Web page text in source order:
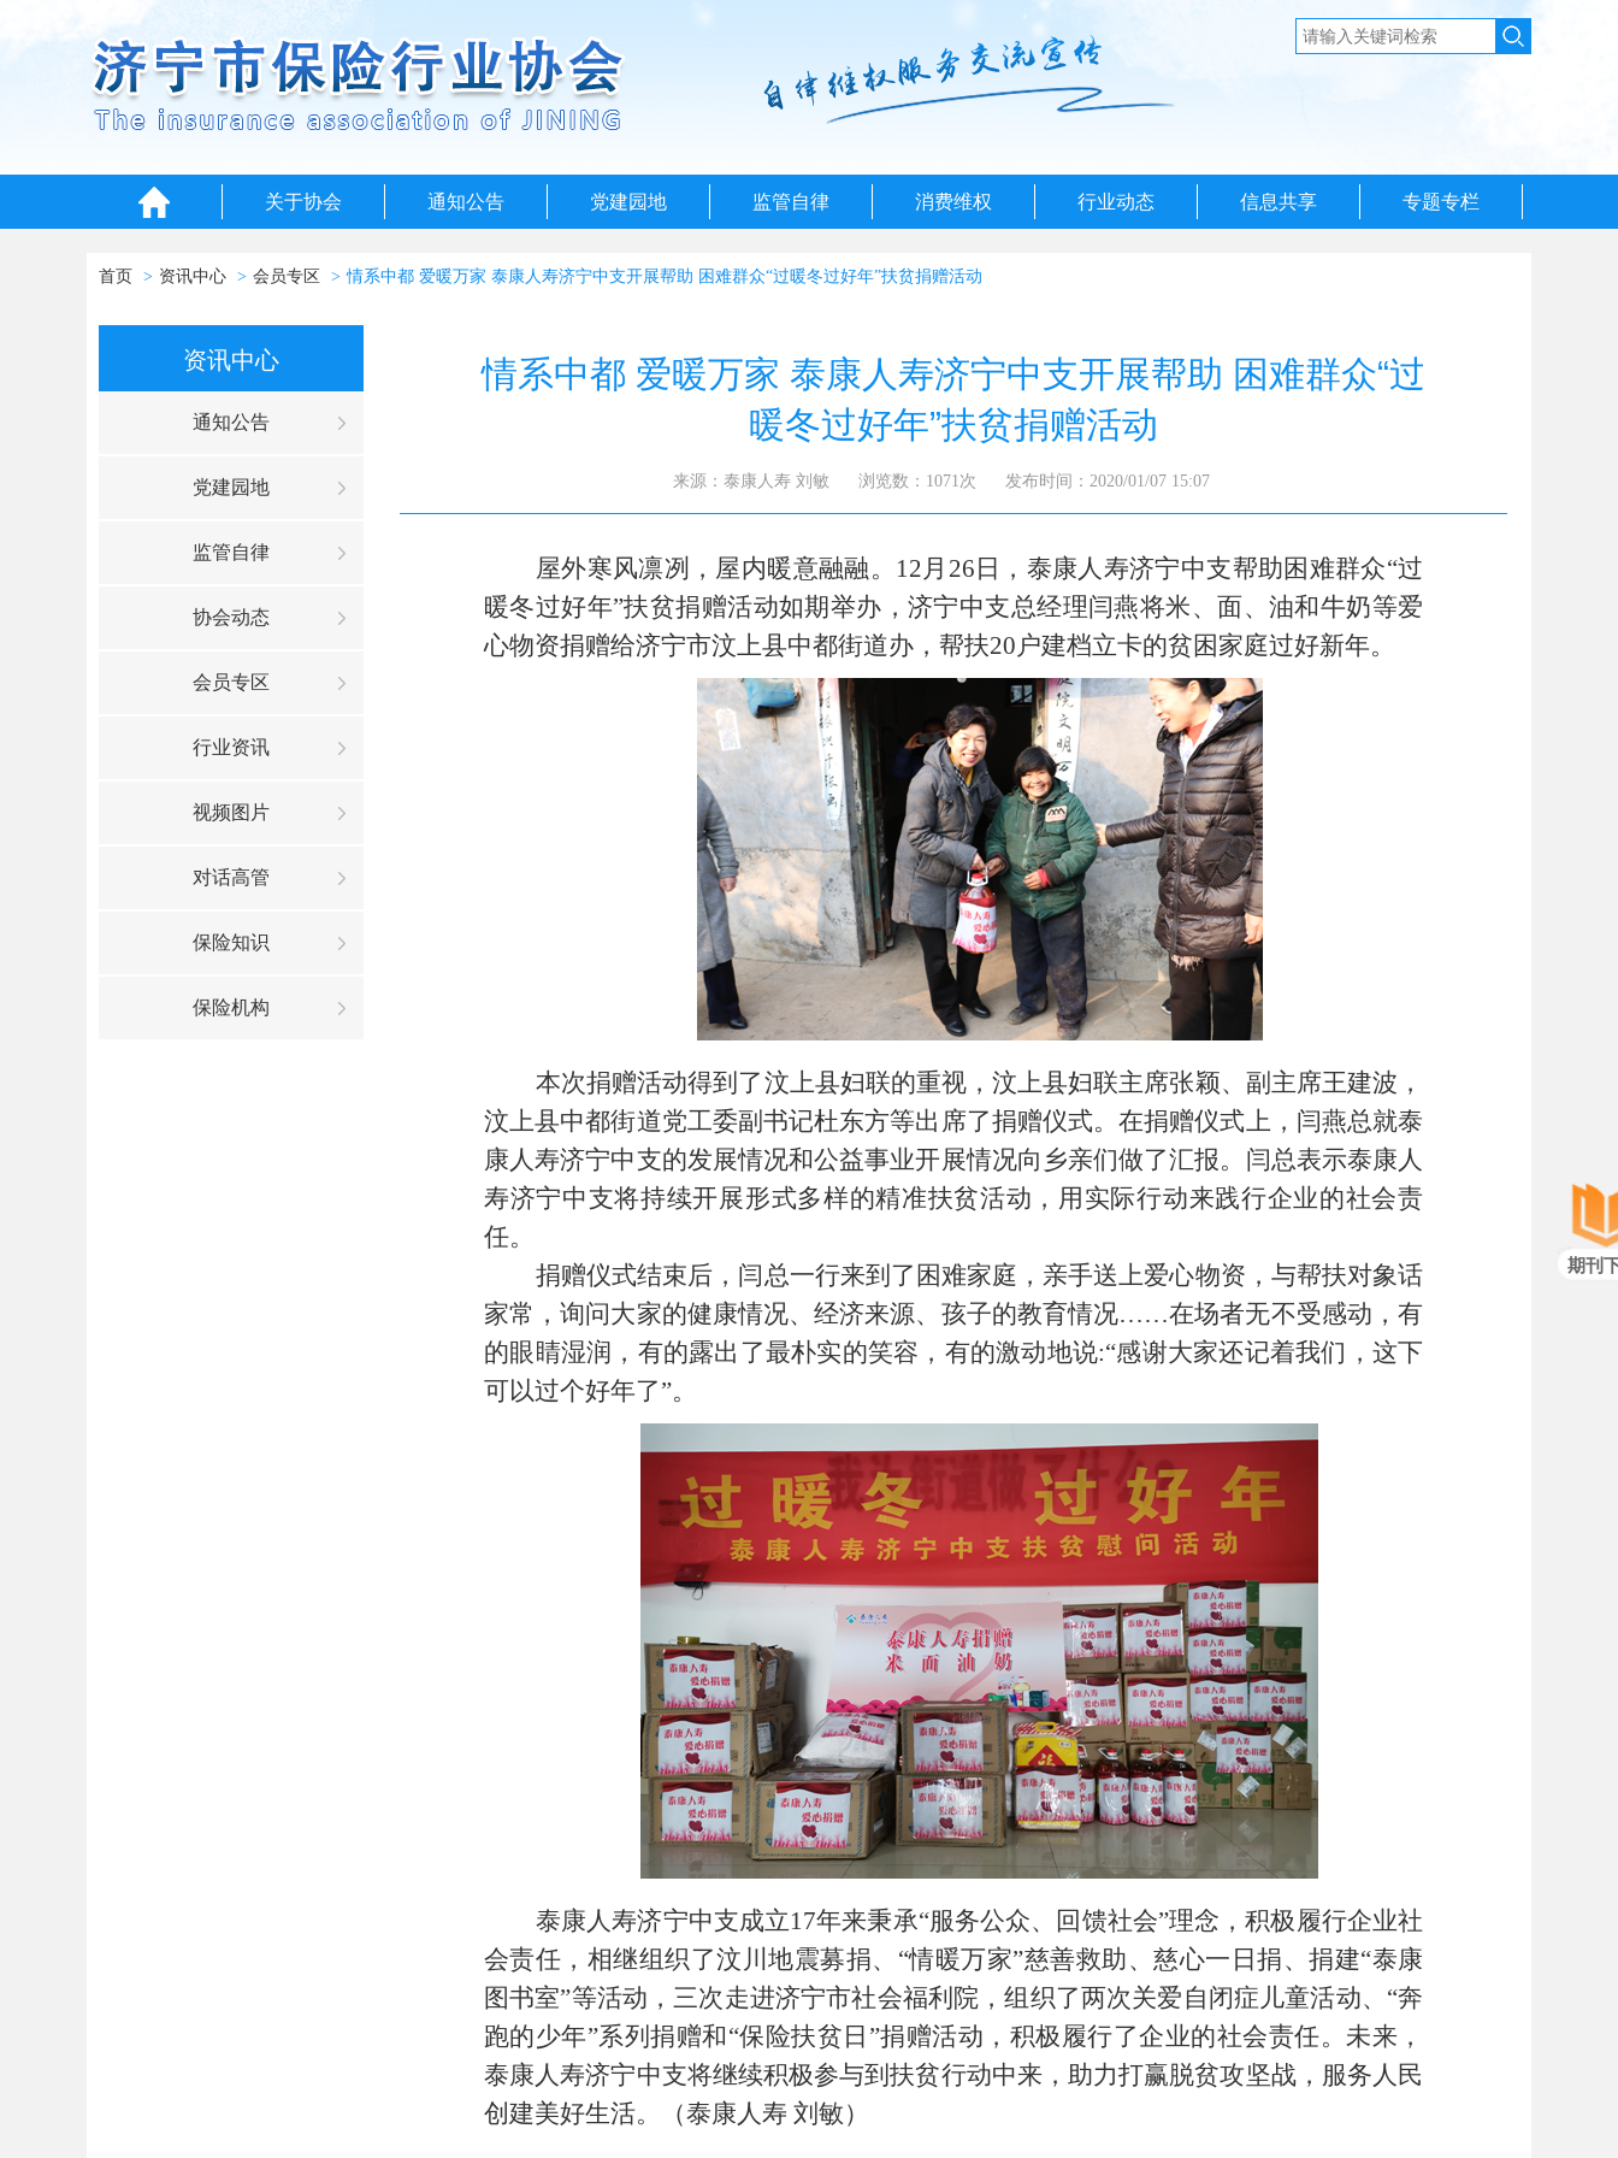
关于协会 通知公告 党建园地 监管自律 消费维权 行业动态 信息共享 专题专栏
首页 资讯中心 会员专区 情系中都 爱暖万家 泰康人寿济宁中支开展帮助 困难群众“过暖冬过好年”扶贫捐赠活动
资讯中心
通知公告
党建园地
监管自律
协会动态
会员专区
行业资讯
视频图片
对话高管
保险知识
保险机构
情系中都 爱暖万家 泰康人寿济宁中支开展帮助 困难群众“过
暖冬过好年”扶贫捐赠活动
来源：泰康人寿 刘敏 浏览数：1071次 发布时间：2020/01/07 15:07
屋外寒风凛冽，屋内暖意融融。12月26日，泰康人寿济宁中支帮助困难群众“过
暖冬过好年”扶贫捐赠活动如期举办，济宁中支总经理闫燕将米、面、油和牛奶等爱
心物资捐赠给济宁市汶上县中都街道办，帮扶20户建档立卡的贫困家庭过好新年。
本次捐赠活动得到了汶上县妇联的重视，汶上县妇联主席张颖、副主席王建波，
汶上县中都街道党工委副书记杜东方等出席了捐赠仪式。在捐赠仪式上，闫燕总就泰
康人寿济宁中支的发展情况和公益事业开展情况向乡亲们做了汇报。闫总表示泰康人
寿济宁中支将持续开展形式多样的精准扶贫活动，用实际行动来践行企业的社会责
任。
捐赠仪式结束后，闫总一行来到了困难家庭，亲手送上爱心物资，与帮扶对象话
家常，询问大家的健康情况、经济来源、孩子的教育情况……在场者无不受感动，有
的眼睛湿润，有的露出了最朴实的笑容，有的激动地说:“感谢大家还记着我们，这下
可以过个好年了”。
泰康人寿济宁中支成立17年来秉承“服务公众、回馈社会”理念，积极履行企业社
会责任，相继组织了汶川地震募捐、“情暖万家”慈善救助、慈心一日捐、捐建“泰康
图书室”等活动，三次走进济宁市社会福利院，组织了两次关爱自闭症儿童活动、“奔
跑的少年”系列捐赠和“保险扶贫日”捐赠活动，积极履行了企业的社会责任。未来，
泰康人寿济宁中支将继续积极参与到扶贫行动中来，助力打赢脱贫攻坚战，服务人民
创建美好生活。（泰康人寿 刘敏）
期刊